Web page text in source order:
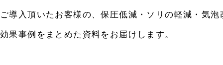
ご導入頂いたお客様の、保圧低減・ソリの軽減・気
効果事例をまとめた資料をお届けします。